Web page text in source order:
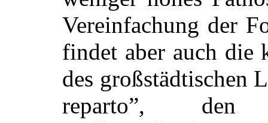
Vereinfachung der
findet aber auch die
des großstädtischen
reparto”, den